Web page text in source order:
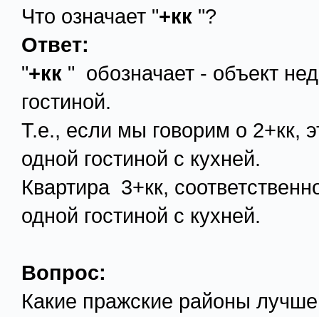
Что означает "+кк "?
Ответ:
"+кк " обозначает - объект
гостиной.
Т.е., если мы говорим о 2+кк,
одной гостиной с кухней.
Квартира 3+кк,
одной гостиной с кухней.
Вопрос:
Какие пражские районы